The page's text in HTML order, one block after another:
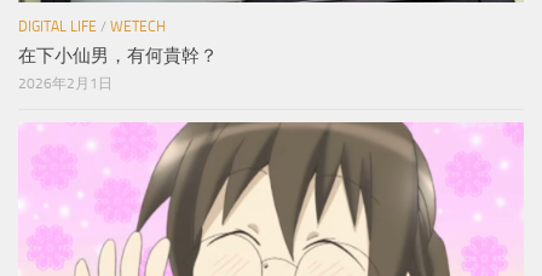
DIGITAL LIFE / WETECH
在下小仙男，有何貴幹？
2026年2月1日